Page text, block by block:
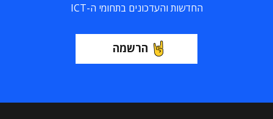
החדשות והעדכונים בתחומי ה-ICT
הרשמה